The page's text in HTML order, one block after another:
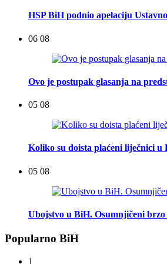
HSP BiH podnio apelaciju
06 08
Ovo je postupak glasanja na
05 08
Koliko su doista plaćeni liječnici u
05 08
Ubojstvo u BiH. Osumnjičeni brzo
Popularno BiH
1